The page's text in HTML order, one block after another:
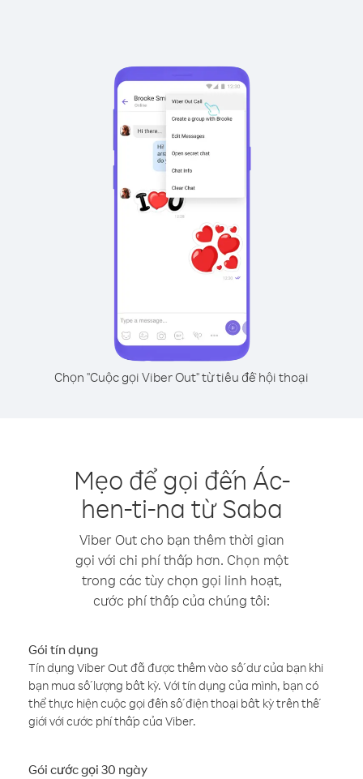
Chọn "Cuộc gọi Viber Out" từ tiêu đề hội thoại
Mẹo để gọi đến Ác-
hen-ti-na từ Saba
Viber Out cho bạn thêm thời gian
gọi với chi phí thấp hơn. Chọn một
trong các tùy chọn gọi linh hoạt,
cước phí thấp của chúng tôi:
Gói tín dụng
Tín dụng Viber Out đã được thêm vào số dư của bạn khi
bạn mua số lượng bất kỳ. Với tín dụng của mình, bạn có
thể thực hiện cuộc gọi đến số điện thoại bất kỳ trên thế
giới với cước phí thấp của Viber.
Gói cước gọi 30 ngày